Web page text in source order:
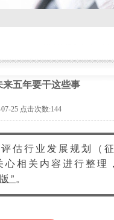
来五年要干这些事
25 点击次数:144
估行业发展规划（
相关内容进行整理
”。